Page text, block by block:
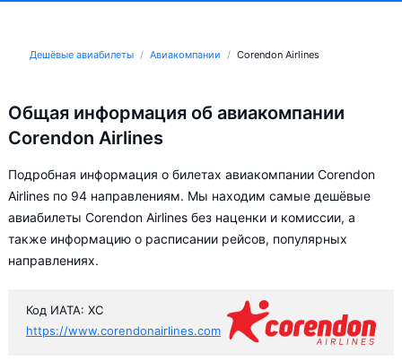
Дешёвые авиабилеты Авиакомпании Corendon Airlines
Общая информация об авиакомпании
Corendon Airlines
Подробная информация о билетах авиакомпании Corendon
Airlines по 94 направлениям. Мы находим самые дешёвые
авиабилеты Corendon Airlines без наценки и комиссии, а
также информацию о расписании рейсов, популярных
направлениях.
Код ИАТА: XC
https://www.corendonairlines.com